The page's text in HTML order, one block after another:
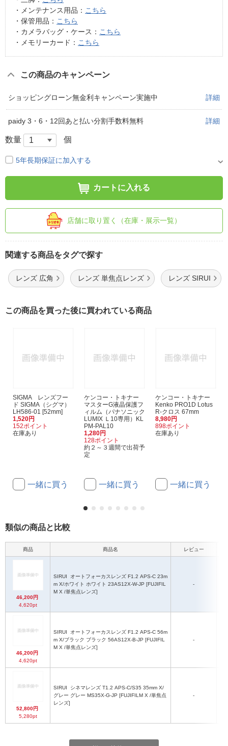
・メンテナンス用品： こちら
・保管用品： こちら
・カメラバッグ・ケース： こちら
・メモリーカード： こちら
この商品のキャンペーン
ショッピングローン無金利キャンペーン実施中 詳細
paidy 3・6・12回あと払い分割手数料無料 詳細
数量 個
5年長期保証に加入する
カートに入れる
店舗に取り置く（在庫・展示一覧）
関連する商品をタグで探す
レンズ 広角 レンズ 単焦点レンズ レンズ SIRUI
この商品を買った後に買われている商品
SIGMA レンズフー
ド SIGMA（シグマ）
LH586-01 [52mm]
1,520円
152ポイント
在庫あり
一緒に買う
ケンコー・トキナー
マスターG液晶保護フ
ィルム（パナソニック
LUMIX Ｌ10専用）KL
PM-PAL10
1,280円
128ポイント
約２～３週間で出荷予
定
一緒に買う
ケンコー・トキナー
Kenko PRO1D Lotus
R-クロス 67mm
8,980円
898ポイント
在庫あり
一緒に買う
類似の商品と比較
商品 商品名 レビュー
46,200円
4,620pt
SIRUI
m X/ホワイト ホワイト 23AS12X-W-JP [FUJIFIL
M X /単焦点レンズ]
-
46,200円
4,620pt
SIRUI
m X/ブラック ブラック 56AS12X-B-JP [FUJIFIL
M X /単焦点レンズ]
-
52,800円
5,280pt
SIRUI
グレー グレー MS35X-G-JP [FUJIFILM X /単焦点
レンズ]
-